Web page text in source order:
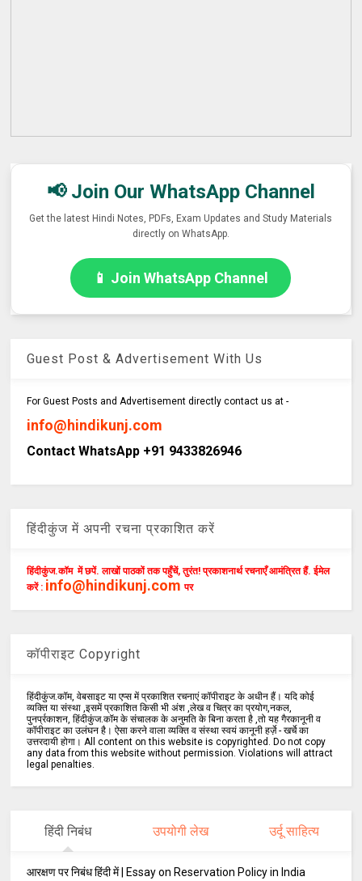
📢 Join Our WhatsApp Channel
Get the latest Hindi Notes, PDFs, Exam Updates and Study Materials
directly on WhatsApp.
📱 Join WhatsApp Channel
Guest Post & Advertisement With Us
For Guest Posts and Advertisement directly contact us at -
info@hindikunj.com
Contact WhatsApp +91 9433826946
हिंदीकुंज में अपनी रचना प्रकाशित करें
हिंदीकुंज.कॉम में छपें. लाखों पाठकों तक पहुँचें, तुरंत! प्रकाशनार्थ रचनाएँ आमंत्रित हैं. ईमेल
करें : info@hindikunj.com पर
कॉपीराइट Copyright
हिंदीकुंज.कॉम, वेबसाइट या एप्स में प्रकाशित रचनाएं कॉपीराइट के अधीन हैं। यदि कोई
व्यक्ति या संस्था ,इसमें प्रकाशित किसी भी अंश ,लेख व चित्र का प्रयोग,नकल,
पुनर्प्रकाशन, हिंदीकुंज.कॉम के संचालक के अनुमति के बिना करता है ,तो यह गैरकानूनी व
कॉपीराइट का उलंघन है। ऐसा करने वाला व्यक्ति व संस्था स्वयं कानूनी हर्ज़े - खर्चे का
उत्तरदायी होगा। All content on this website is copyrighted. Do not copy
any data from this website without permission. Violations will attract
legal penalties.
हिंदी निबंध उपयोगी लेख उर्दू साहित्य
आरक्षण पर निबंध हिंदी में | Essay on Reservation Policy in India